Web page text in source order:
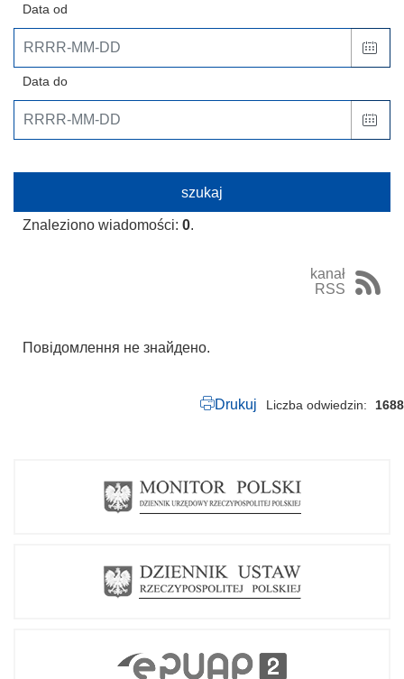
Data od
Data do
Znaleziono wiadomości: 0.
kanał
RSS
Повідомлення не знайдено.
Drukuj Liczba odwiedzin 1688